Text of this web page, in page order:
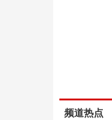
频道热点